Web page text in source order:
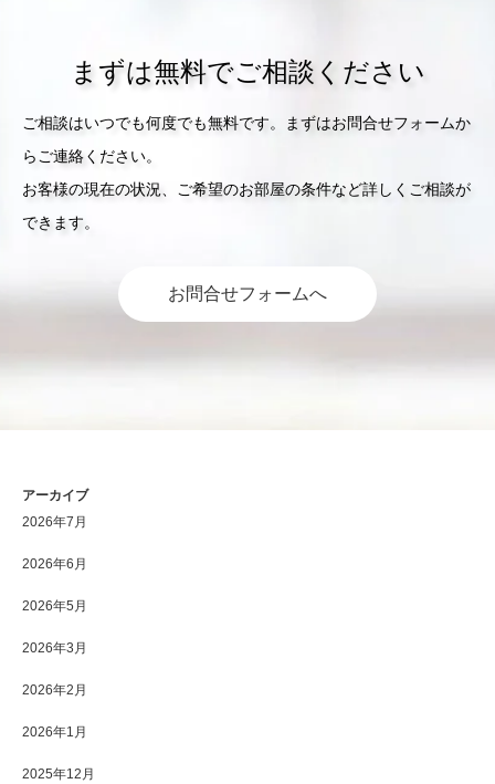
まずは無料でご相談ください
ご相談はいつでも何度でも無料です。まずはお問合せフォームか
らご連絡ください。
お客様の現在の状況、ご希望のお部屋の条件など詳しくご相談が
できます。
お問合せフォームへ
アーカイブ
2026年7月
2026年6月
2026年5月
2026年3月
2026年2月
2026年1月
2025年12月